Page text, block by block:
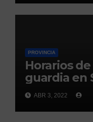
PROVINCIA
Horarios
guardia en
de abril
ABR 3, 2022